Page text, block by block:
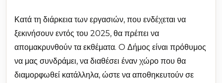
Κατά τη διάρκεια των εργασιών, που ενδέχεται να
ξεκινήσουν εντός του 2025, θα πρέπει να
απομακρυνθούν τα εκθέματα. O Δήμος είναι πρόθυμος
να μας συνδράμει, να διαθέσει έναν χώρο που θα
διαμορφωθεί κατάλληλα, ώστε να αποθηκευτούν σε